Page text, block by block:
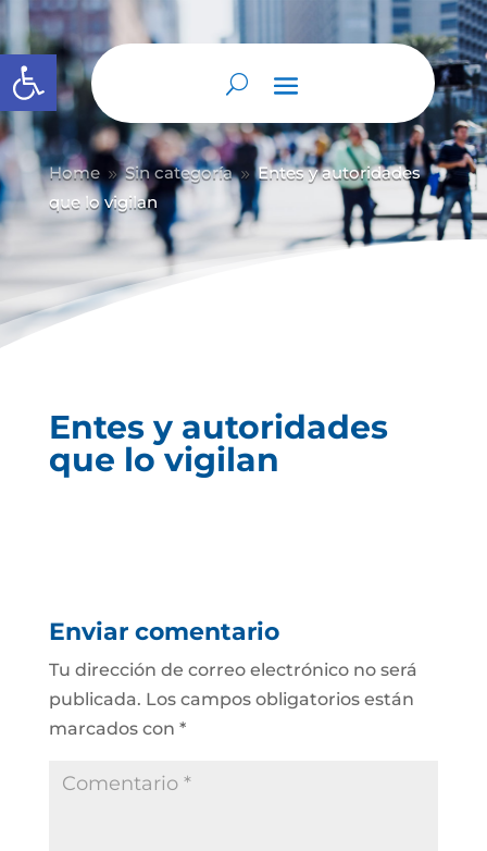
Abrir barra de herramientas
Home 9 Sin categoría 9 Entes y autoridades
que lo vigilan
Entes y autoridades
que lo vigilan
Enviar comentario
Tu dirección de correo electrónico no será
publicada. Los campos obligatorios están
marcados con *